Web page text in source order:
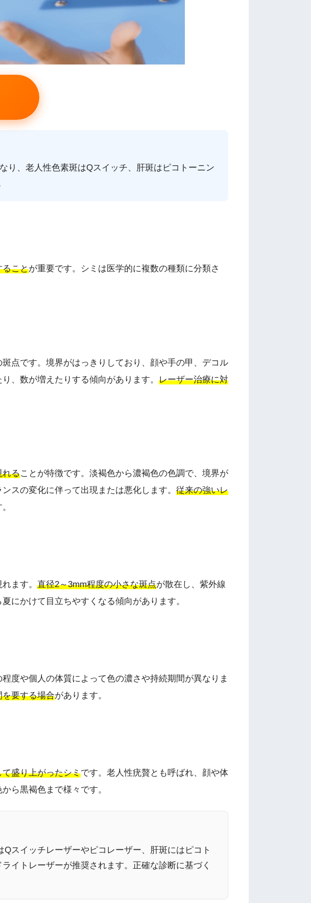
り、老人性色素斑はQスイッチ、肝斑はピコトーニン
ることが重要です。シミは医学的に複数の種類に分類さ
点です。境界がはっきりしており、顔や手の甲、デコル
、数が増えたりする傾向があります。 レーザー治療に対
れることが特徴です。淡褐色から濃褐色の色調で、境界が
スの変化に伴って出現または悪化します。 従来の強いレ
ます。 直径2～3mm程度の小さな斑点が散在し、紫外線
にかけて目立ちやすくなる傾向があります。
度や個人の体質によって色の濃さや持続期間が異なりま
要する場合があります。
盛り上がったシミです。老人性疣贅とも呼ばれ、顔や体
ら黒褐色まで様々です。
スイッチレーザーやピコレーザー、肝斑にはピコト
イトレーザーが推奨されます。正確な診断に基づく